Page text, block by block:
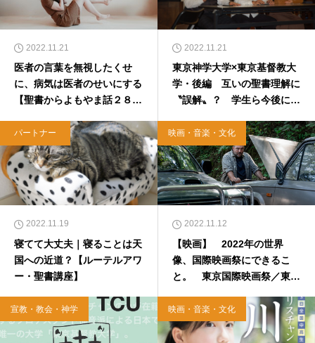
2022.11.21
医者の言葉を無視したくせ
に、病気は医者のせいにする
【聖書からよもやま話２８
2022.11.21
東京神学大学×東京基督教大
学・後編 互いの聖書理解に
〝誤解〟？ 学生ら今後に期
パートナー
2022.11.19
寝てて大丈夫｜寝ることは天
国への近道？【ルーテルアワ
ー・聖書講座】
映画・音楽・文化
2022.11.12
【映画】 2022年の世界
像、国際映画祭にできるこ
と。 東京国際映画祭／東京
宣教・教会・神学 映画・音楽・文化